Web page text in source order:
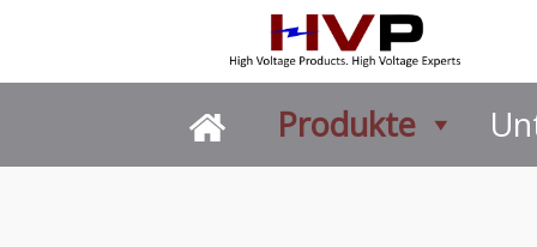
springen
Produkte